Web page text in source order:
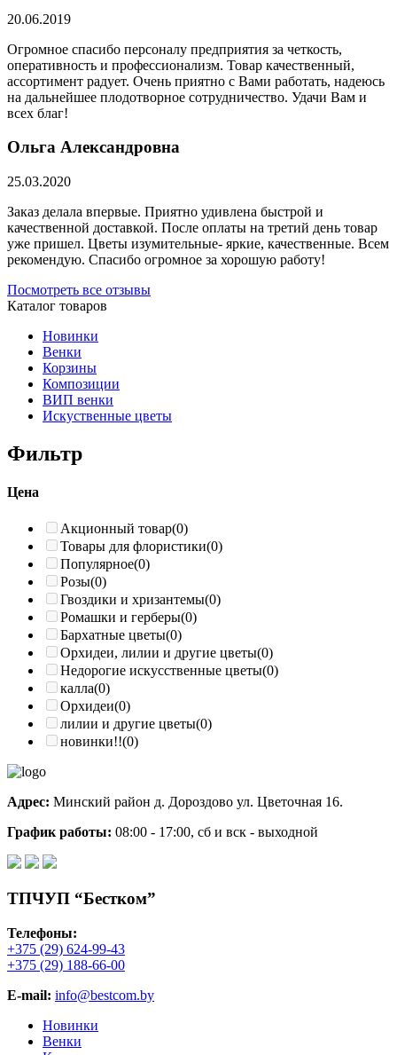
20.06.2019
Огромное спасибо персоналу предприятия за четкость,
оперативность и профессионализм. Товар качественный,
ассортимент радует. Очень приятно с Вами работать, надеюсь
на дальнейшее плодотворное сотрудничество. Удачи Вам и
всех благ!
Ольга Александровна
25.03.2020
Заказ делала впервые. Приятно удивлена быстрой и
качественной доставкой. После оплаты на третий день товар
уже пришел. Цветы изумительные- яркие, качественные. Всем
рекомендую. Спасибо огромное за хорошую работу!
Посмотреть все отзывы
Каталог товаров
Новинки
Венки
Корзины
Композиции
ВИП венки
Искуственные цветы
Фильтр
Цена
Акционный товар(0)
Товары для флористики(0)
Популярное(0)
Розы(0)
Гвоздики и хризантемы(0)
Ромашки и герберы(0)
Бархатные цветы(0)
Орхидеи, лилии и другие цветы(0)
Недорогие искусственные цветы(0)
калла(0)
Орхидеи(0)
лилии и другие цветы(0)
новинки!!(0)
Адрес: Минский район д. Дороздово ул. Цветочная 16.
График работы: 08:00 - 17:00, cб и вск - выходной
ТПЧУП “Бестком”
Телефоны:
+375 (29) 624-99-43
+375 (29) 188-66-00
E-mail: info@bestcom.by
Новинки
Венки